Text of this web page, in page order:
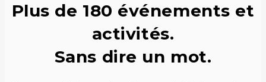
Plus de 180 événements et
activités.
Sans dire un mot.